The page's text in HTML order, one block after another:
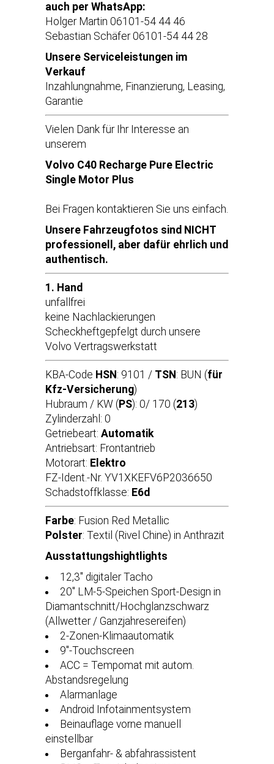
auch per WhatsApp:
Holger Martin 06101-54 44 46
Sebastian Schäfer 06101-54 44 28
Unsere Serviceleistungen im
Verkauf
Inzahlungnahme, Finanzierung, Leasing,
Garantie
Vielen Dank für Ihr Interesse an
unserem
Volvo C40 Recharge Pure Electric
Single Motor Plus
Bei Fragen kontaktieren Sie uns einfach.
Unsere Fahrzeugfotos sind NICHT
professionell, aber dafür ehrlich und
authentisch.
1. Hand
unfallfrei
keine Nachlackierungen
Scheckheftgepfelgt durch unsere
Volvo Vertragswerkstatt
KBA-Code HSN : 9101 / TSN : BUN (für
Kfz-Versicherung)
Hubraum / KW ( PS): 0/ 170 (213)
Zylinderzahl: 0
Getriebeart: Automatik
Antriebsart: Frontantrieb
Motorart: Elektro
FZ-Ident.-Nr. YV1XKEFV6P2036650
Schadstoffklasse: E6d
Farbe: Fusion Red Metallic
Polster: Textil (Rivel Chine) in Anthrazit
Ausstattungshightlights
12,3'' digitaler Tacho
20'' LM-5-Speichen Sport-Design in
Diamantschnitt/Hochglanzschwarz
(Allwetter / Ganzjahresereifen)
2-Zonen-Klimaautomatik
9''-Touchscreen
ACC = Tempomat mit autom.
Abstandsregelung
Alarmanlage
Android Infotainmentsystem
Beinauflage vorne manuell
einstellbar
Berganfahr- & abfahrassistent